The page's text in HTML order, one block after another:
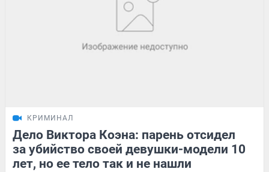
КРИМИНАЛ
Дело Виктора Коэна: парень отсидел
за убийство своей девушки-модели 10
лет, но ее тело так и не нашли